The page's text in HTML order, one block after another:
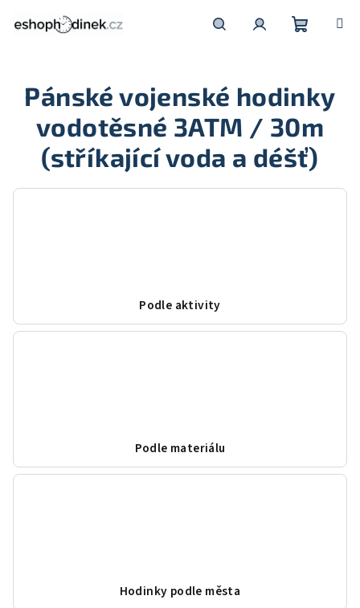
košík
Pánské vojenské hodinky
vodotěsné 3ATM / 30m
(stříkající voda a déšť)
Podle aktivity
Podle materiálu
Hodinky podle města